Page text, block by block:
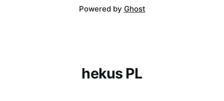
Powered by Ghost
hekus PL